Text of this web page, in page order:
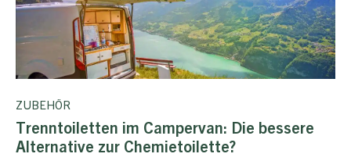
ZUBEHÖR
Trenntoiletten im Campervan: Die bessere
Alternative zur Chemietoilette?